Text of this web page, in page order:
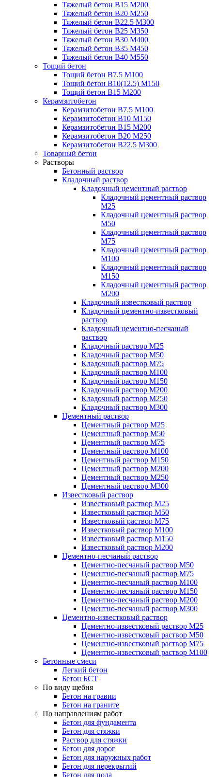
Тяжелый бетон В15 М200
Тяжелый бетон В20 М250
Тяжелый бетон В22.5 М300
Тяжелый бетон В25 М350
Тяжелый бетон В30 М400
Тяжелый бетон В35 М450
Тяжелый бетон В40 М550
Тощий бетон
Тощий бетон В7.5 М100
Тощий бетон В10(12.5) М150
Тощий бетон В15 М200
Керамзитобетон
Керамзитобетон В7.5 М100
Керамзитобетон В10 М150
Керамзитобетон В15 М200
Керамзитобетон В20 М250
Керамзитобетон В22.5 М300
Товарный бетон
Растворы
Бетонный раствор
Кладочный раствор
Кладочный цементный раствор
Кладочный цементный раствор
М25
Кладочный цементный раствор
М50
Кладочный цементный раствор
М75
Кладочный цементный раствор
М100
Кладочный цементный раствор
М150
Кладочный цементный раствор
М200
Кладочный известковый раствор
Кладочный цементно-известковый
раствор
Кладочный цементно-песчаный
раствор
Кладочный раствор М25
Кладочный раствор М50
Кладочный раствор М75
Кладочный раствор М100
Кладочный раствор М150
Кладочный раствор М200
Кладочный раствор М250
Кладочный раствор М300
Цементный раствор
Цементный раствор М25
Цементный раствор М50
Цементный раствор М75
Цементный раствор М100
Цементный раствор М150
Цементный раствор М200
Цементный раствор М250
Цементный раствор М300
Известковый раствор
Известковый раствор М25
Известковый раствор М50
Известковый раствор М75
Известковый раствор М100
Известковый раствор М150
Известковый раствор М200
Цементно-песчаный раствор
Цементно-песчаный раствор М50
Цементно-песчаный раствор М75
Цементно-песчаный раствор М100
Цементно-песчаный раствор М150
Цементно-песчаный раствор М200
Цементно-песчаный раствор М300
Цементно-известковый раствор
Цементно-известковый раствор М25
Цементно-известковый раствор М50
Цементно-известковый раствор М75
Цементно-известковый раствор М100
Бетонные смеси
Легкий бетон
Бетон БСТ
По виду щебня
Бетон на гравии
Бетон на граните
По направлениям работ
Бетон для фундамента
Бетон для стяжки
Раствор для стяжки
Бетон для дорог
Бетон для наружных работ
Бетон для перекрытий
Бетон для пола